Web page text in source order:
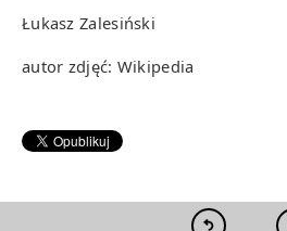
Łukasz Zalesiński
autor zdjęć: Wikipedia